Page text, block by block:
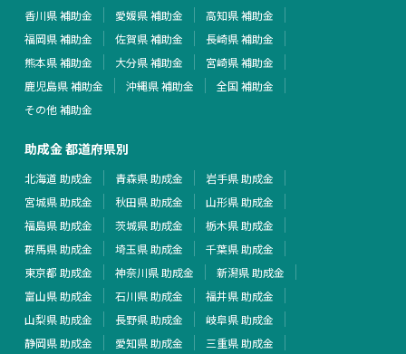
香川県 補助金
愛媛県 補助金
高知県 補助金
福岡県 補助金
佐賀県 補助金
長崎県 補助金
熊本県 補助金
大分県 補助金
宮崎県 補助金
鹿児島県 補助金
沖縄県 補助金
全国 補助金
その他 補助金
助成金 都道府県別
北海道 助成金 青森県 助成金
岩手県 助成金
宮城県 助成金
秋田県 助成金
山形県 助成金
福島県 助成金
茨城県 助成金
栃木県 助成金
群馬県 助成金
埼玉県 助成金
千葉県 助成金
東京都 助成金
神奈川県 助成金
新潟県 助成金
富山県 助成金
石川県 助成金
福井県 助成金
山梨県 助成金
長野県 助成金
岐阜県 助成金
静岡県 助成金
愛知県 助成金
三重県 助成金